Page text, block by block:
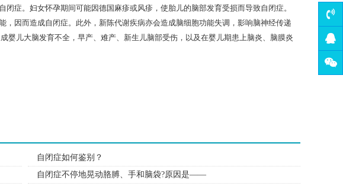
。妇女怀孕期间可能因德国麻疹或风疹，使胎儿的脑部发育受损而导致自闭症。
因而造成自闭症。此外，新陈代谢疾病亦会造成脑细胞功能失调，影响脑神经传递
婴儿大脑发育不全，早产、难产、新生儿脑部受伤，以及在婴儿期患上脑炎、脑膜炎
自闭症如何鉴别？
自闭症不停地晃动胳膊、手和脑袋?原因是——